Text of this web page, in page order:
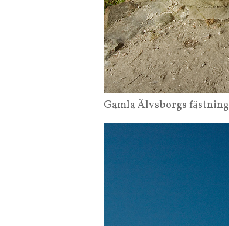
Gamla Älvsborgs fästning